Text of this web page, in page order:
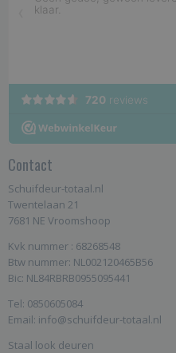
Contact
Schuifdeur-totaal.nl
Twentelaan 21
7681 NE Vroomshoop
Kvk nummer : 68268548
Btw nummer: NL002120465B56
Bic: NL84RBRB0955095441
Tel: 0850605084
Email: info@schuifdeur-totaal.nl
Staal look deuren